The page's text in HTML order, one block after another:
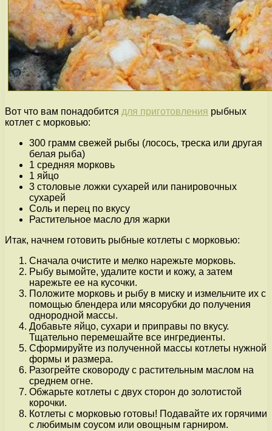
Вот что вам понадобится для приготовления рыбных
котлет с морковью:
300 грамм свежей рыбы (лосось, треска или другая
белая рыба)
1 средняя морковь
1 яйцо
3 столовые ложки сухарей или панировочных
сухарей
Соль и перец по вкусу
Растительное масло для жарки
Итак, начнем готовить рыбные котлеты с морковью:
Сначала очистите и мелко нарежьте морковь.
Рыбу вымойте, удалите кости и кожу, а затем
нарежьте ее на кусочки.
Положите морковь и рыбу в миску и измельчите их с
помощью блендера или мясорубки до получения
однородной массы.
Добавьте яйцо, сухари и приправы по вкусу.
Тщательно перемешайте все ингредиенты.
Сформируйте из полученной массы котлеты нужной
формы и размера.
Разогрейте сковороду с растительным маслом на
среднем огне.
Обжарьте котлеты с двух сторон до золотистой
корочки.
Котлеты с морковью готовы! Подавайте их горячими
с любимым соусом или овощным гарниром.